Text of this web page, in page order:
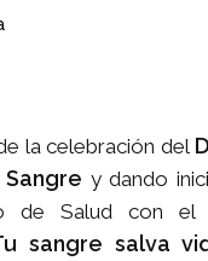
la celebración del
y dando
de Salud con el
sangre salva